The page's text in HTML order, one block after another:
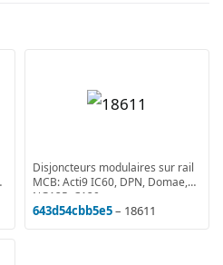
Disjoncteurs modulaires sur rail
MCB: Acti9 IC60, DPN, Domae,
NG125, C120
643d54cbb5e5– 18611